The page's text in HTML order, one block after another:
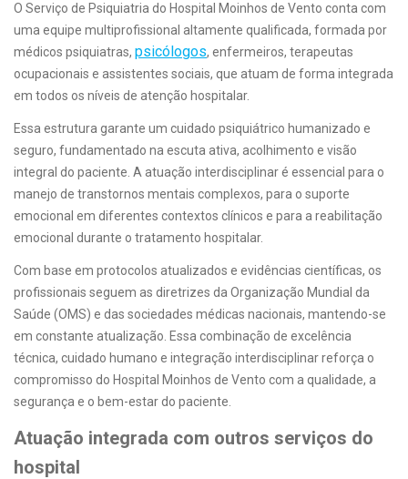
O Serviço de Psiquiatria do Hospital Moinhos de Vento conta com
uma equipe multiprofissional altamente qualificada, formada por
médicos psiquiatras, psicólogos, enfermeiros, terapeutas
ocupacionais e assistentes sociais, que atuam de forma integrada
em todos os níveis de atenção hospitalar.
Essa estrutura garante um cuidado psiquiátrico humanizado e
seguro, fundamentado na escuta ativa, acolhimento e visão
integral do paciente. A atuação interdisciplinar é essencial para o
manejo de transtornos mentais complexos, para o suporte
emocional em diferentes contextos clínicos e para a reabilitação
emocional durante o tratamento hospitalar.
Com base em protocolos atualizados e evidências científicas, os
profissionais seguem as diretrizes da Organização Mundial da
Saúde (OMS) e das sociedades médicas nacionais, mantendo-se
em constante atualização. Essa combinação de excelência
técnica, cuidado humano e integração interdisciplinar reforça o
compromisso do Hospital Moinhos de Vento com a qualidade, a
segurança e o bem-estar do paciente.
Atuação integrada com outros serviços do
hospital